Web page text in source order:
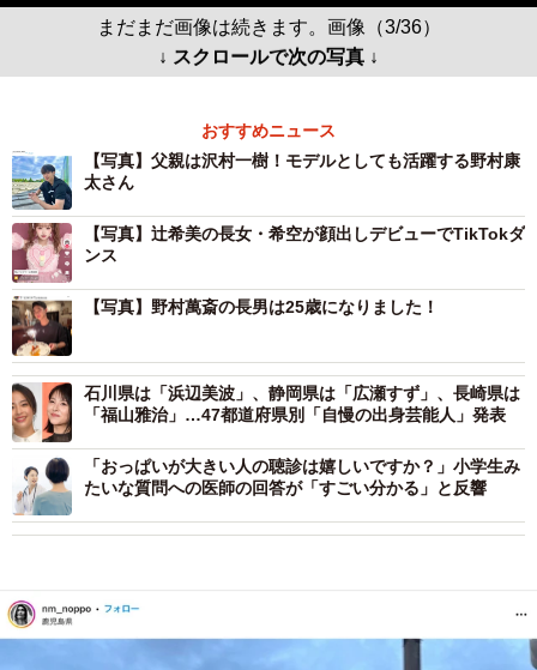
まだまだ画像は続きます。画像（3/36）
↓ スクロールで次の写真 ↓
おすすめニュース
【写真】父親は沢村一樹！モデルとしても活躍する野村康
太さん
【写真】辻希美の長女・希空が顔出しデビューでTikTokダ
ンス
【写真】野村萬斎の長男は25歳になりました！
石川県は「浜辺美波」、静岡県は「広瀬すず」、長崎県は
「福山雅治」…47都道府県別「自慢の出身芸能人」発表
「おっぱいが大きい人の聴診は嬉しいですか？」小学生み
たいな質問への医師の回答が「すごい分かる」と反響